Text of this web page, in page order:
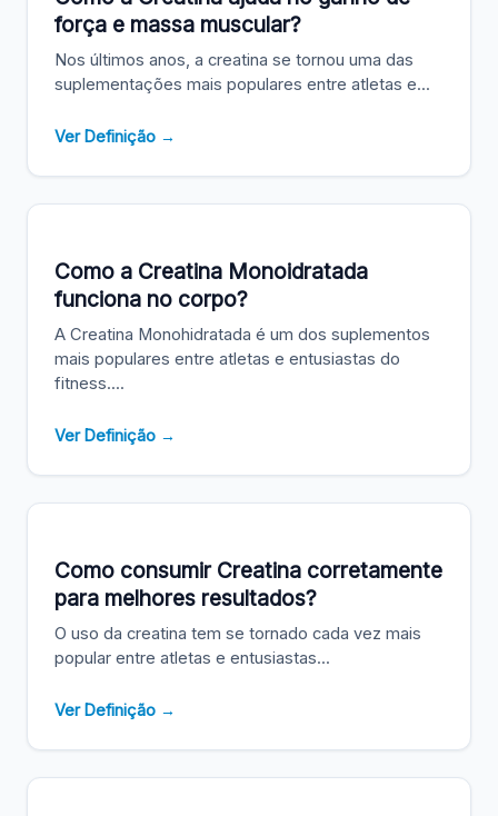
força e massa muscular?
Nos últimos anos, a creatina se tornou uma das
suplementações mais populares entre atletas e...
Ver Definição →
Como a Creatina Monoidratada
funciona no corpo?
A Creatina Monohidratada é um dos suplementos
mais populares entre atletas e entusiastas do
fitness....
Ver Definição →
Como consumir Creatina corretamente
para melhores resultados?
O uso da creatina tem se tornado cada vez mais
popular entre atletas e entusiastas...
Ver Definição →